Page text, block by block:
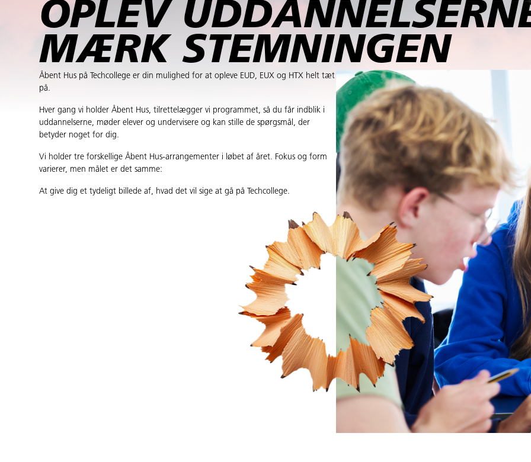
OPLEV
MÆRK STEMNINGEN
Åbent Hus på Techcollege er din mulighed for at opleve EUD, EUX og HTX helt tæt
på.
Hver gang vi holder Åbent Hus, tilrettelægger vi programmet, så du får indblik i
uddannelserne, møder elever og undervisere og kan stille de spørgsmål, der
betyder noget for dig.
Vi holder tre forskellige Åbent Hus-arrangementer i løbet af året. Fokus og form
varierer, men målet er det samme:
At give dig et tydeligt billede af, hvad det vil sige at gå på Techcollege.